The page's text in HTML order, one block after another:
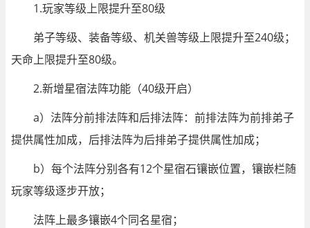
1.玩家等级上限提升至80级
弟子等级、装备等级、机关兽等级上限提升至240级；
天命上限提升至80级。
2.新增星宿法阵功能（40级开启）
a）法阵分前排法阵和后排法阵：前排法阵为前排弟子
提供属性加成，后排法阵为后排弟子提供属性加成；
b）每个法阵分别各有12个星宿石镶嵌位置，镶嵌栏随
玩家等级逐步开放；
法阵上最多镶嵌4个同名星宿；